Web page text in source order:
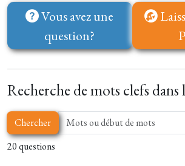
Vous avez une
question?
Recherche de mots clefs dans
Chercher
20 questions